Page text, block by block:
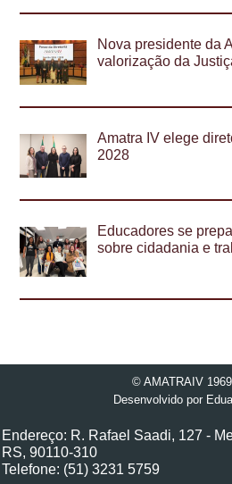
Nova presidente da
valorização da
Amatra IV elege
2028
Educadores se
sobre cidadania e
© AMATRAIV
Desenvolvido por
Endereço: R. Rafael Saadi, 127 -
RS, 90110-310
Telefone: (51) 3231 5759